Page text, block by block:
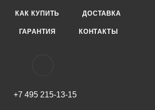
КАК КУПИТЬ ДОСТАВКА
ГАРАНТИЯ КОНТАКТЫ
+7 495 215-13-15